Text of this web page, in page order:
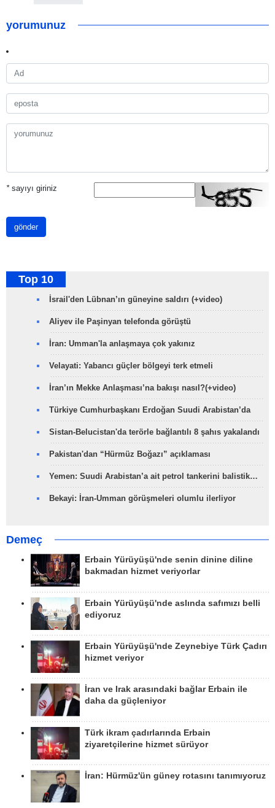
yorumunuz
*sayıyı giriniz
gönder
Top 10
İsrail'den Lübnan’ın güneyine saldırı (+video)
Aliyev ile Paşinyan telefonda görüştü
İran: Umman'la anlaşmaya çok yakınız
Velayati: Yabancı güçler bölgeyi terk etmeli
İran’ın Mekke Anlaşması’na bakışı nasıl?(+video)
Türkiye Cumhurbaşkanı Erdoğan Suudi Arabistan’da
Sistan-Belucistan'da terörle bağlantılı 8 şahıs yakalandı
Pakistan'dan “Hürmüz Boğazı” açıklaması
Yemen: Suudi Arabistan’a ait petrol tankerini balistik…
Bekayi: İran-Umman görüşmeleri olumlu ilerliyor
Demeç
Erbain Yürüyüşü'nde senin dinine diline
bakmadan hizmet veriyorlar
Erbain Yürüyüşü'nde aslında safımızı belli
ediyoruz
Erbain Yürüyüşü'nde Zeynebiye Türk Çadırı
hizmet veriyor
İran ve Irak arasındaki bağlar Erbain ile
daha da güçleniyor
Türk ikram çadırlarında Erbain
ziyaretçilerine hizmet sürüyor
İran: Hürmüz'ün güney rotasını tanımıyoruz